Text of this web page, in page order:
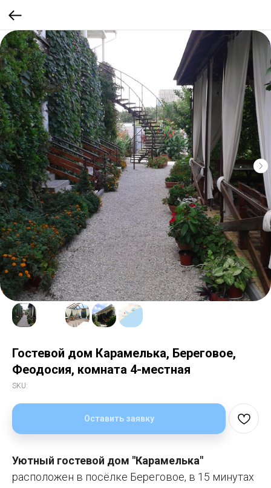
Гостевой дом Карамелька, Береговое,
Феодосия, комната 4-местная
SKU:
Оставить заявку
Уютный гостевой дом "Карамелька"
расположен в посёлке Береговое, в 15 минутах